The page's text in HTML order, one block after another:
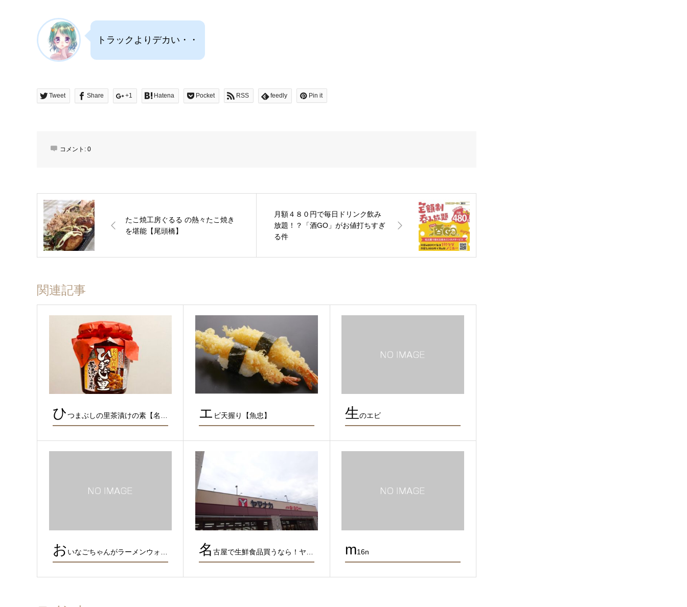
トラックよりデカい・・
Tweet Share +1 Hatena Pocket RSS feedly Pin it
コメント: 0
たこ焼工房ぐるる の熱々たこ焼き
を堪能【尾頭橋】
月額４８０円で毎日ドリンク飲み
放題！？「酒GO」がお値打ちすぎ
る件
関連記事
ひつまぶしの里茶漬けの素【名… エ ビ天握り【魚忠】 生のエビ
おいなごちゃんがラーメンウォ… 名古屋で生鮮食品買うなら！ヤ… m16n